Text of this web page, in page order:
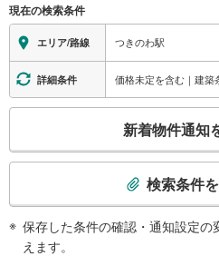
地上⇔改札⇔ホーム：○
エレベータ
・各ホーム⇔改札
・改札⇔北口
・改札⇔南口
トイレ
・改札内
その他
・点字案内（券売機・手すり等）
・ＡＥＤ
現在の検索条件
エリア/路線 つきのわ駅
詳細条件 価格未定を含む｜建築
検
新着物件通知
検索条件
保存した条件の確認・通知設定の
えます。